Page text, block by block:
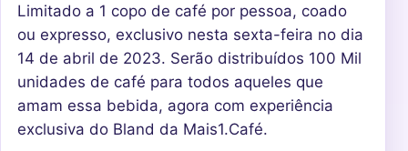
Limitado a 1 copo de café por pessoa, coado
ou expresso, exclusivo nesta sexta-feira no dia
14 de abril de 2023. Serão distribuídos 100 Mil
unidades de café para todos aqueles que
amam essa bebida, agora com experiência
exclusiva do Bland da Mais1.Café.